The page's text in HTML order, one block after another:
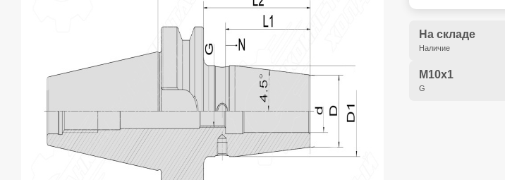
На складе
Наличие
M10x1
G